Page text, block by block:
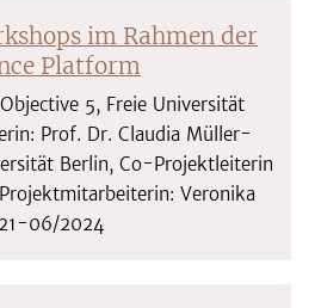
im Rahmen der
Platform
5, Freie Universität
Prof. Dr. Claudia Müller-
Berlin, Co-Projektleiterin
Veronika
06/2024